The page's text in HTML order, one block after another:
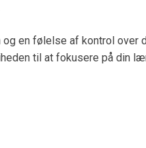
og en følelse af kontrol over
til at fokusere på din